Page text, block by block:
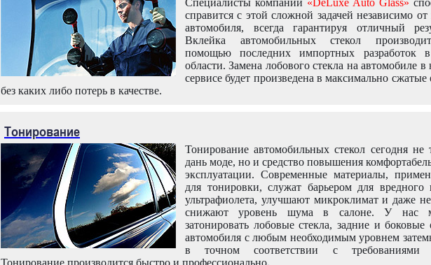
Специалисты компании «DeLuxe Auto Glass»
справится с этой сложной задачей независимо
автомобиля, всегда гарантируя отличный
Вклейка автомобильных стекол
помощью последних импортных разработок
области. Замена лобового стекла на автомобиле
сервисе будет произведена в максимально сжатые
без каких либо потерь в качестве.
Тонирование
Тонирование автомобильных стекол сегодня не
дань моде, но и средство повышения
эксплуатации. Современные материалы,
для тонировки, служат барьером для вредного
ультрафиолета, улучшают микроклимат и даже
снижают уровень шума в салоне. У нас
затонировать лобовые стекла, задние и боковые
автомобиля с любым необходимым уровнем
в точном соответствии с
Тонирование производится быстро и профессионально.